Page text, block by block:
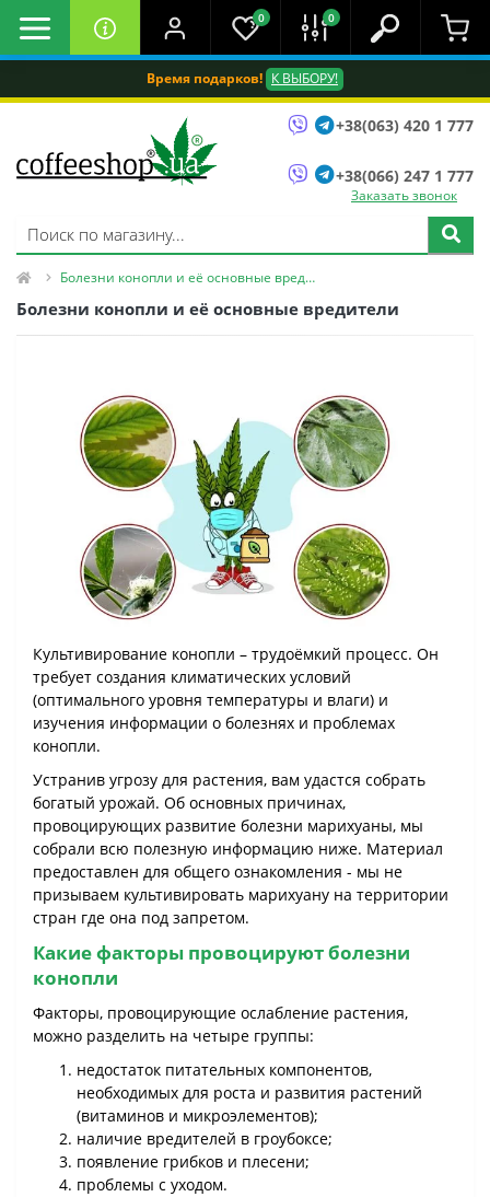
Время подарков! К ВЫБОРУ!
0 0
+38(063) 420 1 777
+38(066) 247 1 777
Заказать звонок
Болезни конопли и её основные вредители
Болезни конопли и её основные вредители
Культивирование конопли – трудоёмкий процесс. Он
требует создания климатических условий
(оптимального уровня температуры и влаги) и
изучения информации о болезнях и проблемах
конопли.
Устранив угрозу для растения, вам удастся собрать
богатый урожай. Об основных причинах,
провоцирующих развитие болезни марихуаны, мы
собрали всю полезную информацию ниже. Материал
предоставлен для общего ознакомления - мы не
призываем культивировать марихуану на территории
стран где она под запретом.
Какие факторы провоцируют болезни
конопли
Факторы, провоцирующие ослабление растения,
можно разделить на четыре группы:
недостаток питательных компонентов,
необходимых для роста и развития растений
(витаминов и микроэлементов);
наличие вредителей в гроубоксе;
появление грибков и плесени;
проблемы с уходом.